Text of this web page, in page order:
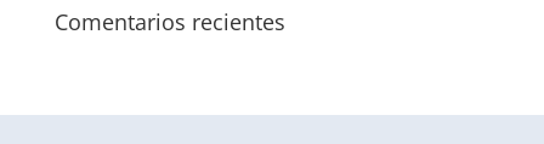
Comentarios recientes